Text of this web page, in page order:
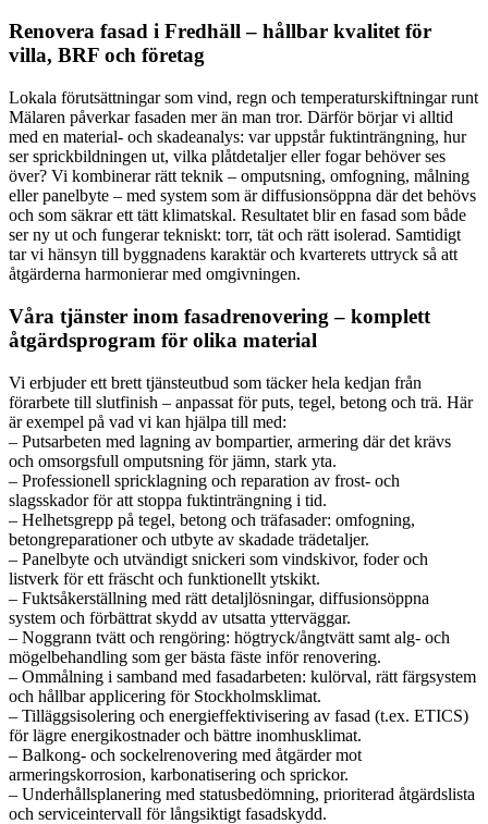
Renovera fasad i Fredhäll – hållbar kvalitet för
villa, BRF och företag
Lokala förutsättningar som vind, regn och temperaturskiftningar runt
Mälaren påverkar fasaden mer än man tror. Därför börjar vi alltid
med en material- och skadeanalys: var uppstår fuktinträngning, hur
ser sprickbildningen ut, vilka plåtdetaljer eller fogar behöver ses
över? Vi kombinerar rätt teknik – omputsning, omfogning, målning
eller panelbyte – med system som är diffusionsöppna där det behövs
och som säkrar ett tätt klimatskal. Resultatet blir en fasad som både
ser ny ut och fungerar tekniskt: torr, tät och rätt isolerad. Samtidigt
tar vi hänsyn till byggnadens karaktär och kvarterets uttryck så att
åtgärderna harmonierar med omgivningen.
Våra tjänster inom fasadrenovering – komplett
åtgärdsprogram för olika material
Vi erbjuder ett brett tjänsteutbud som täcker hela kedjan från
förarbete till slutfinish – anpassat för puts, tegel, betong och trä. Här
är exempel på vad vi kan hjälpa till med:
– Putsarbeten med lagning av bompartier, armering där det krävs
och omsorgsfull omputsning för jämn, stark yta.
– Professionell spricklagning och reparation av frost- och
slagsskador för att stoppa fuktinträngning i tid.
– Helhetsgrepp på tegel, betong och träfasader: omfogning,
betongreparationer och utbyte av skadade trädetaljer.
– Panelbyte och utvändigt snickeri som vindskivor, foder och
listverk för ett fräscht och funktionellt ytskikt.
– Fuktsåkerställning med rätt detaljlösningar, diffusionsöppna
system och förbättrat skydd av utsatta ytterväggar.
– Noggrann tvätt och rengöring: högtryck/ångtvätt samt alg- och
mögelbehandling som ger bästa fäste inför renovering.
– Ommålning i samband med fasadarbeten: kulörval, rätt färgsystem
och hållbar applicering för Stockholmsklimat.
– Tilläggsisolering och energieffektivisering av fasad (t.ex. ETICS)
för lägre energikostnader och bättre inomhusklimat.
– Balkong- och sockelrenovering med åtgärder mot
armeringskorrosion, karbonatisering och sprickor.
– Underhållsplanering med statusbedömning, prioriterad åtgärdslista
och serviceintervall för långsiktigt fasadskydd.